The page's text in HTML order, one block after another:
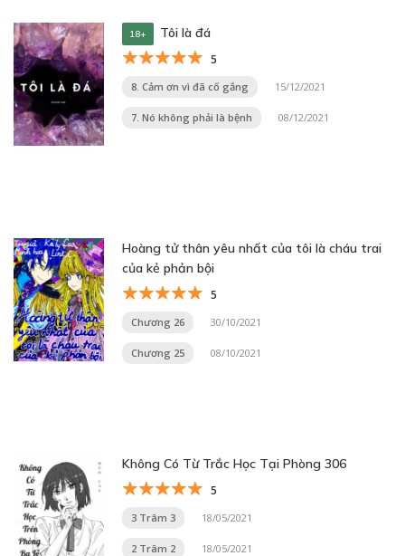
18+ Tôi là đá
5
8. Cảm ơn vì đã cố gắng 15/12/2021
7. Nó không phải là bệnh 08/12/2021
Hoàng tử thân yêu nhất của tôi là cháu trai
của kẻ phản bội
5
Chương 26 30/10/2021
Chương 25 08/10/2021
Không Có Từ Trắc Học Tại Phòng 306
5
3 Trâm 3 18/05/2021
2 Trâm 2 18/05/2021